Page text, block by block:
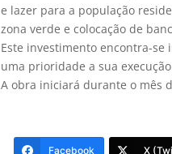
e lazer para a população
zona verde e colocação de
Este investimento encontra-se
uma prioridade a sua
A obra iniciará durante o mês
Facebook X